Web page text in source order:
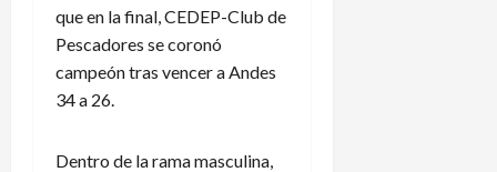
que en la final, CEDEP-Club de
Pescadores se coronó
campeón tras vencer a Andes
34 a 26.
Dentro de la rama masculina,